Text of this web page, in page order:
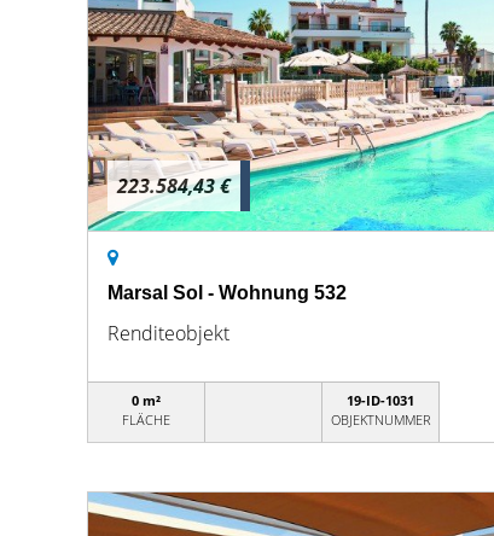
223.584,43 €
Marsal Sol - Wohnung 532
Renditeobjekt
0 m²
FLÄCHE
19-ID-1031
OBJEKTNUMMER